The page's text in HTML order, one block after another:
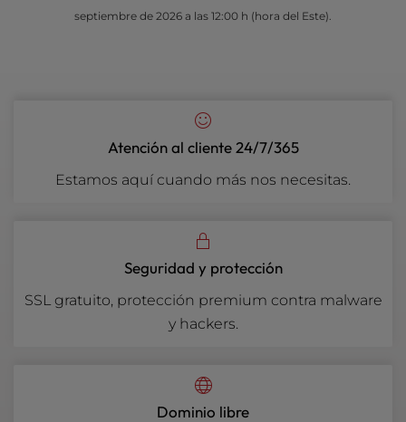
septiembre de 2026 a las 12:00 h (hora del Este).
Atención al cliente 24/7/365
Estamos aquí cuando más nos necesitas.
Seguridad y protección
SSL gratuito, protección premium contra malware
y hackers.
Dominio libre